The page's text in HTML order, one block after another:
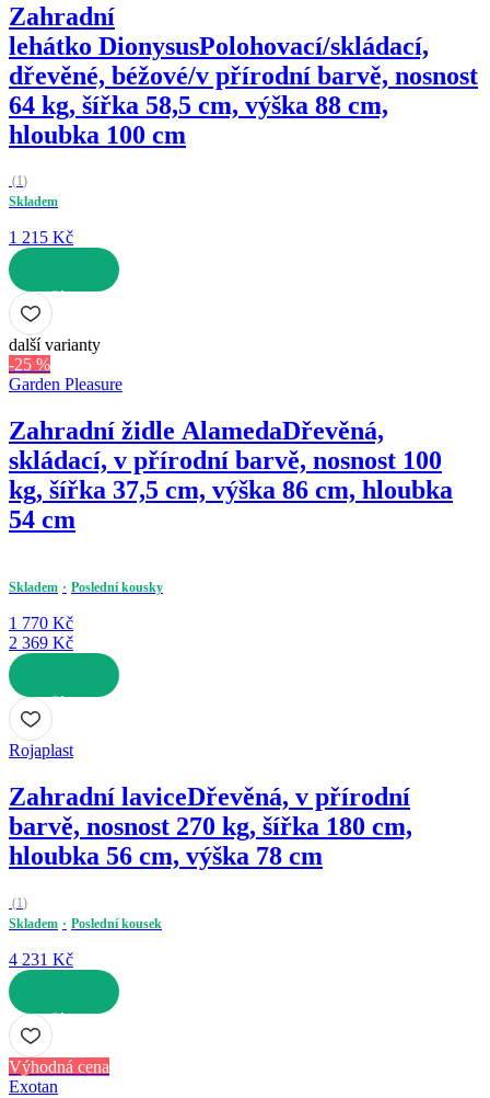
Zahradní
lehátko DionysusPolohovací/skládací,
dřevěné, béžové/v přírodní barvě, nosnost
64 kg, šířka 58,5 cm, výška 88 cm,
hloubka 100 cm
(1)
Skladem
1 215 Kč
DO KOŠÍKU
další varianty
-25 %
Garden Pleasure
Zahradní židle AlamedaDřevěná,
skládací, v přírodní barvě, nosnost 100
kg, šířka 37,5 cm, výška 86 cm, hloubka
54 cm
Skladem Poslední kousky
1 770 Kč
2 369 Kč
DO KOŠÍKU
Rojaplast
Zahradní laviceDřevěná, v přírodní
barvě, nosnost 270 kg, šířka 180 cm,
hloubka 56 cm, výška 78 cm
(1)
Skladem
Poslední kousek
4 231 Kč
DO KOŠÍKU
Výhodná cena
Exotan